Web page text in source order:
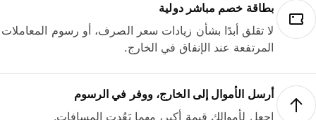
بطاقة خصم مباشر دولية
لا تقلق أبدًا بشأن زيادات سعر الصرف، أو رسوم المعاملات
المرتفعة عند الإنفاق في الخارج.
أرسل الأموال إلى الخارج، ووفر في الرسوم
اجعل لأموالك قيمة أكبر، مهما بَعُدت المسافات.